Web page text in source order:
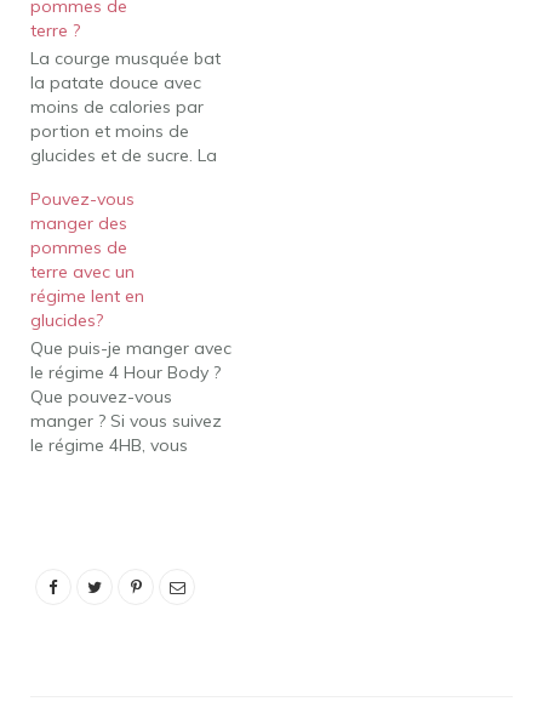
musquée a aussi la
quantité parfaite de…
pommes de
terre ?
La courge musquée bat
la patate douce avec
moins de calories par
portion et moins de
glucides et de sucre. La
riche en calcium,
magnésium, potassium
et vitamines B6 et E. La
patate douce,
cependant, fournit plus
de fibres et de protéines.
Or, La courge musquée
est-elle…
Pouvez-vous
manger des
pommes de
terre avec un
régime lent en
glucides?
Que puis-je manger avec
le régime 4 Hour Body ?
Que pouvez-vous
manger ? Si vous suivez
le régime 4HB, vous
légumes non féculents